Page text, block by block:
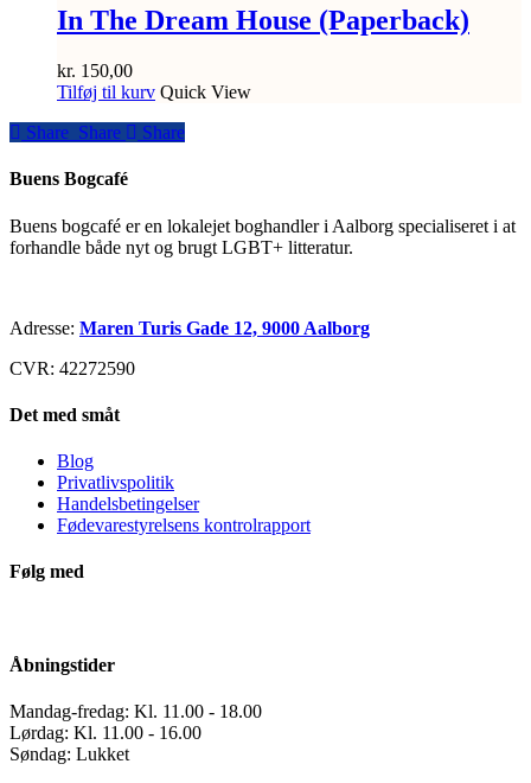
In The Dream House (Paperback)
kr. 150,00
Tilføj til kurv Quick View
Share
Share Share Share
Buens Bogcafé
Buens bogcafé er en lokalejet boghandler i Aalborg specialiseret i at
forhandle både nyt og brugt LGBT+ litteratur.
Adresse: Maren Turis Gade 12, 9000 Aalborg
CVR: 42272590
Det med småt
Blog
Privatlivspolitik
Handelsbetingelser
Fødevarestyrelsens kontrolrapport
Følg med
Åbningstider
Mandag-fredag: Kl. 11.00 - 18.00
Lørdag: Kl. 11.00 - 16.00
Søndag: Lukket